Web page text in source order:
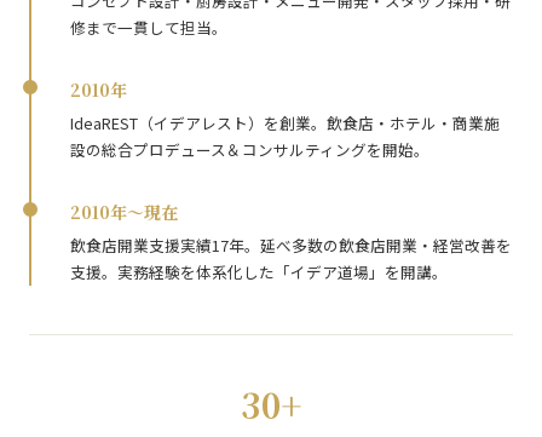
修まで一貫して担当。
2010年
IdeaREST（イデアレスト）を創業。飲食店・ホテル・商業施
設の総合プロデュース＆コンサルティングを開始。
2010年〜現在
飲食店開業支援実績17年。延べ多数の飲食店開業・経営改善を
支援。実務経験を体系化した「イデア道場」を開講。
30+